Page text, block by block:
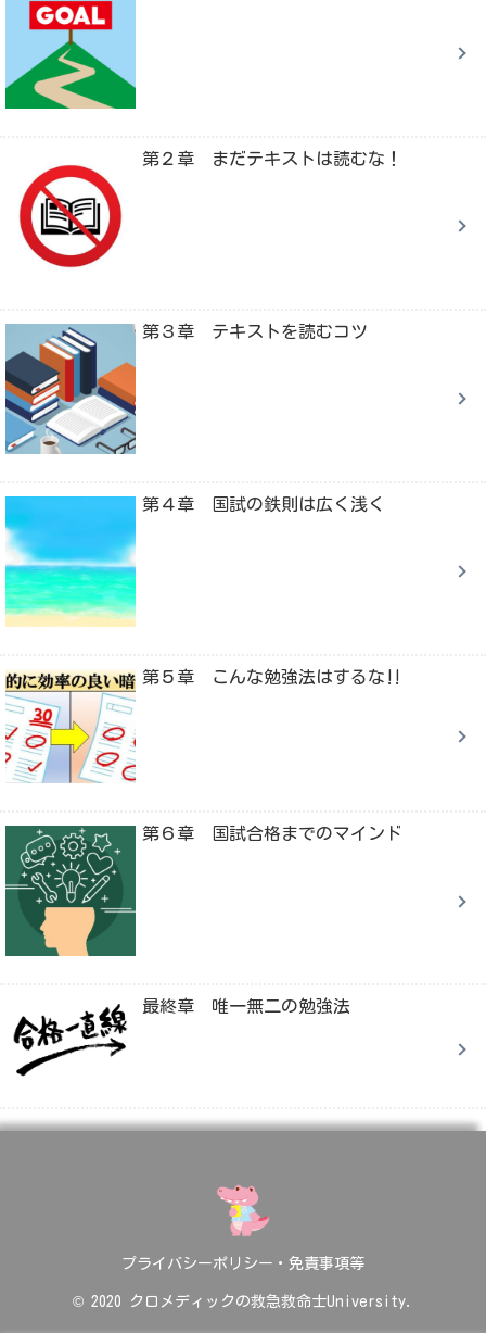
第２章 まだテキストは読むな！
第３章 テキストを読むコツ
第４章 国試の鉄則は広く浅く
第５章 こんな勉強法はするな‼
第６章 国試合格までのマインド
最終章 唯一無二の勉強法
プライバシーポリシー・免責事項等
© 2020 クロメディックの救急救命士University.